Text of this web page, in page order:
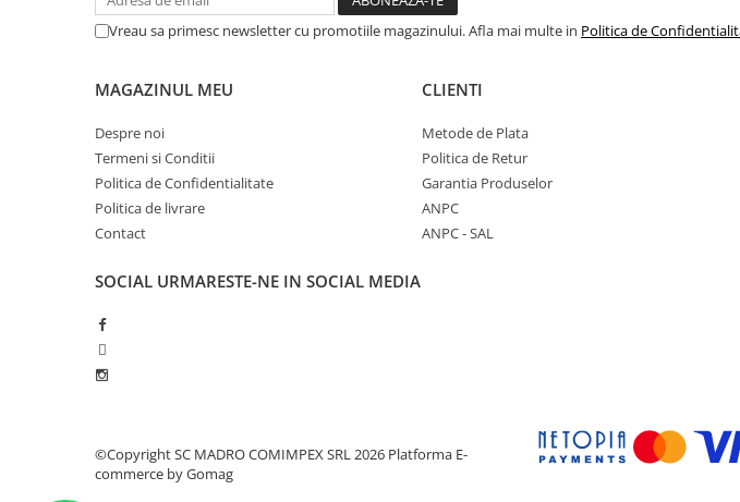
Vreau sa primesc newsletter cu promotiile magazinului. Afla mai multe in Politica de
MAGAZINUL MEU
Despre noi
Termeni si Conditii
Politica de Confidentialitate
Politica de livrare
Contact
CLIENTI
Metode de Plata
Politica de Retur
Garantia Produselor
ANPC
ANPC - SAL
SOCIAL URMARESTE-NE IN SOCIAL MEDIA
©Copyright SC MADRO COMIMPEX SRL 2026 Platforma E-
commerce by Gomag